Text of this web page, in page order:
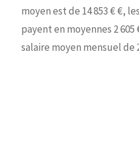
moyen est de 14 853 € €,
payent en moyennes 2
salaire moyen mensuel de